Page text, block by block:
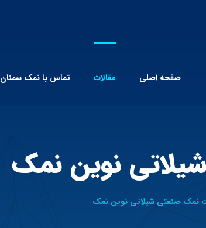
صفحه اصلی مقالات تماس با نمک سمنان
نوین نمک
نمک صنعتی شیلاتی نوین نمک